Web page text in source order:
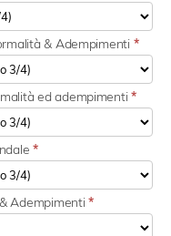
& Adempimenti *
ed adempimenti*
*
Adempimenti*